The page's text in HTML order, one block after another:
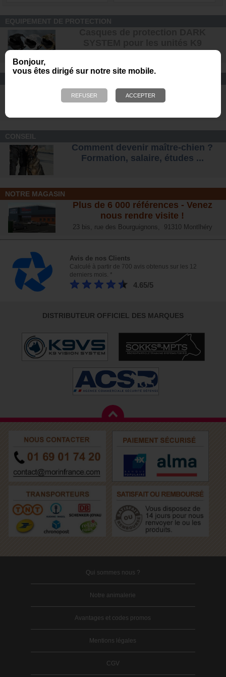
Bonjour,
vous êtes dirigé sur notre site mobile.
Chaussures Ranger et
d'intervention pour tous les terrains
Comment devenir maître-chien ?
Formation, salaire, études ...
NOTRE MAGASIN
Plus de 6 000 références - Venez
nous rendre visite !
23 bis, rue des Bourguignons, 91310 Montlhéry
Avis de nos Clients
Calculé à partir de 700 avis obtenus sur les 12
derniers mois. *
4.65/5
DISTRIBUTEUR OFFICIEL DES MARQUES
Qui sommes nous ?
Notre animalerie
Avantages et codes promos
Mentions légales
CGV